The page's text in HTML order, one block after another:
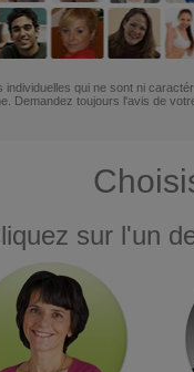
qui ne sont ni
Demandez toujours l'avis de
sur l'un